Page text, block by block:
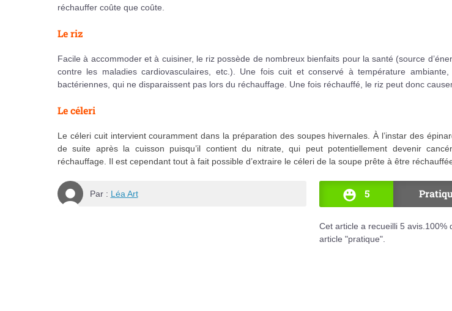
réchauffer coûte que coûte.
Le riz
Facile à accommoder et à cuisiner, le riz possède de nombreux bienfaits pour la santé (source
contre les maladies cardiovasculaires, etc.). Une fois cuit et conservé à température
bactériennes, qui ne disparaissent pas lors du réchauffage. Une fois réchauffé, le riz peut donc
Le céleri
Le céleri cuit intervient couramment dans la préparation des soupes hivernales. À l’instar des
de suite après la cuisson puisqu’il contient du nitrate, qui peut potentiellement devenir
réchauffage. Il est cependant tout à fait possible d’extraire le céleri de la soupe prête à être
Par : Léa Art 5
Cet article a recueilli 5 avis. 100%
article "pratique".